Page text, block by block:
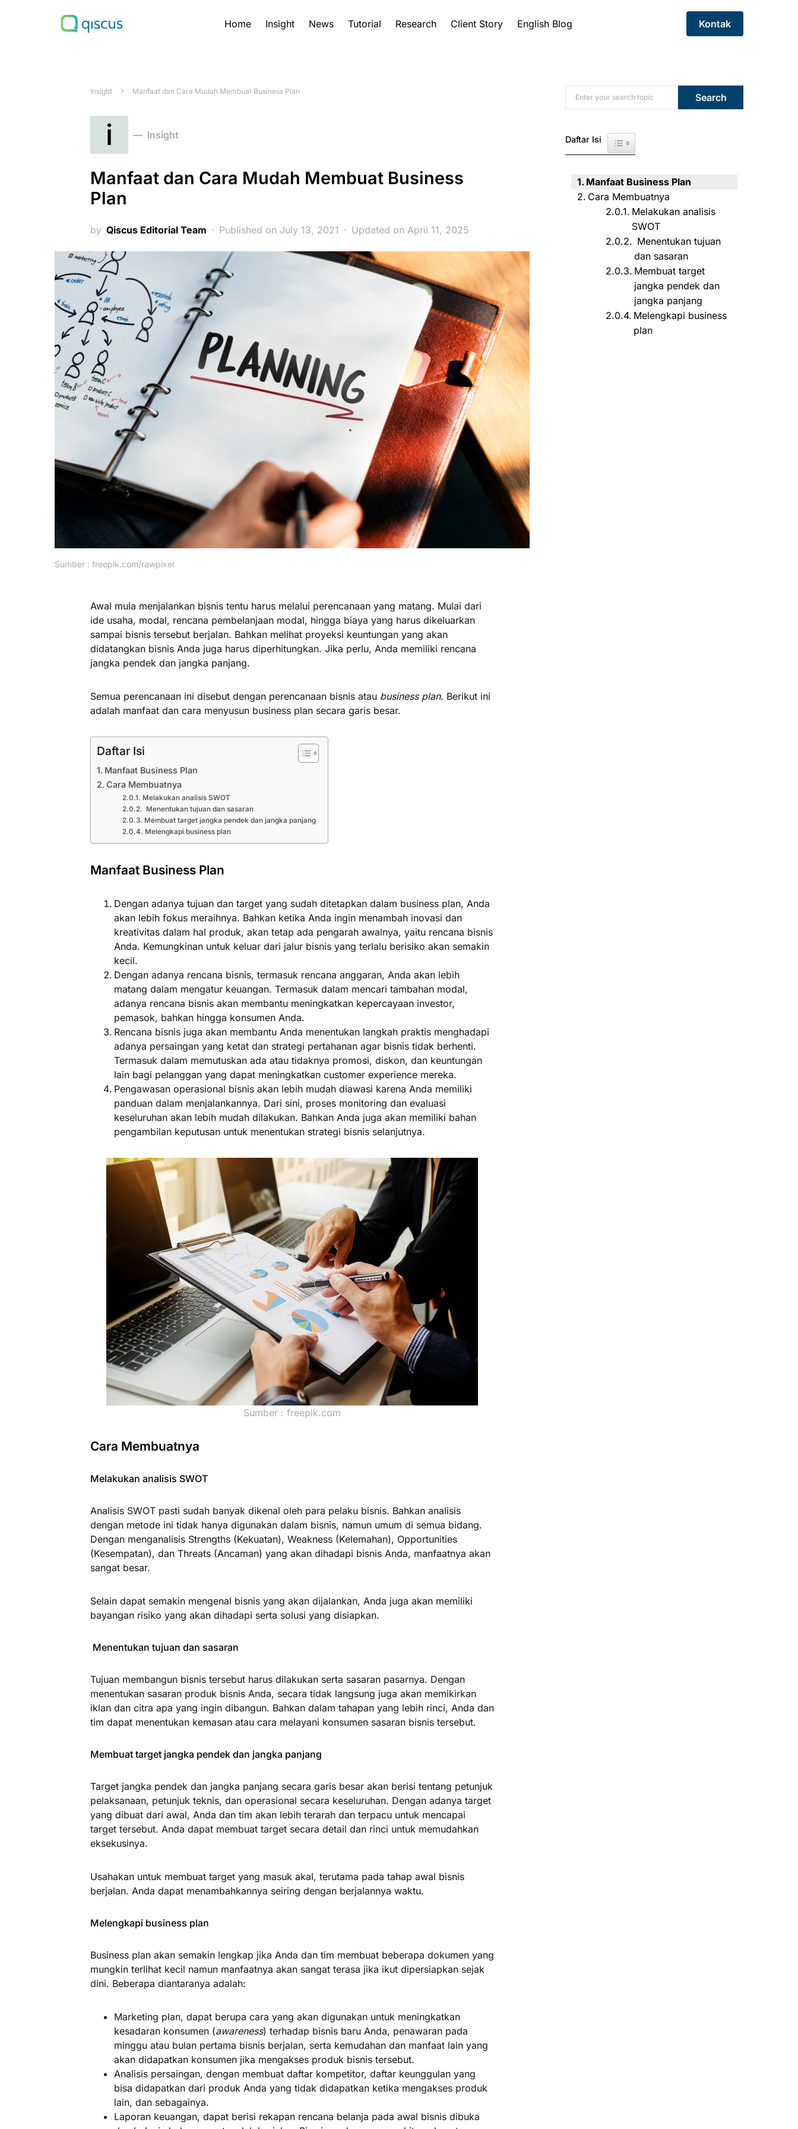
Home Insight News Tutorial Research Client Story English Blog
Kontak
Search for:
Insight Manfaat dan Cara Mudah Membuat Business Plan
i Insight
Manfaat dan Cara Mudah Membuat Business
Plan
by Qiscus Editorial Team Published on July 13, 2021 Updated on April 11, 2025
Sumber : freepik.com/rawpixel
Awal mula menjalankan bisnis tentu harus melalui perencanaan yang matang. Mulai dari
ide usaha, modal, rencana pembelanjaan modal, hingga biaya yang harus dikeluarkan
sampai bisnis tersebut berjalan. Bahkan melihat proyeksi keuntungan yang akan
didatangkan bisnis Anda juga harus diperhitungkan. Jika perlu, Anda memiliki rencana
jangka pendek dan jangka panjang.
Semua perencanaan ini disebut dengan perencanaan bisnis atau business plan. Berikut ini
adalah manfaat dan cara menyusun business plan secara garis besar.
Daftar Isi
Manfaat Business Plan
Cara Membuatnya
Melakukan analisis SWOT
Menentukan tujuan dan sasaran
Membuat target jangka pendek dan jangka panjang
Melengkapi business plan
Manfaat Business Plan
Dengan adanya tujuan dan target yang sudah ditetapkan dalam business plan, Anda
akan lebih fokus meraihnya. Bahkan ketika Anda ingin menambah inovasi dan
kreativitas dalam hal produk, akan tetap ada pengarah awalnya, yaitu rencana bisnis
Anda. Kemungkinan untuk keluar dari jalur bisnis yang terlalu berisiko akan semakin
kecil.
Dengan adanya rencana bisnis, termasuk rencana anggaran, Anda akan lebih
matang dalam mengatur keuangan. Termasuk dalam mencari tambahan modal,
adanya rencana bisnis akan membantu meningkatkan kepercayaan investor,
pemasok, bahkan hingga konsumen Anda.
Rencana bisnis juga akan membantu Anda menentukan langkah praktis menghadapi
adanya persaingan yang ketat dan strategi pertahanan agar bisnis tidak berhenti.
Termasuk dalam memutuskan ada atau tidaknya promosi, diskon, dan keuntungan
lain bagi pelanggan yang dapat meningkatkan customer experience mereka.
Pengawasan operasional bisnis akan lebih mudah diawasi karena Anda memiliki
panduan dalam menjalankannya. Dari sini, proses monitoring dan evaluasi
keseluruhan akan lebih mudah dilakukan. Bahkan Anda juga akan memiliki bahan
pengambilan keputusan untuk menentukan strategi bisnis selanjutnya.
Sumber : freepik.com
Cara Membuatnya
Melakukan analisis SWOT
Analisis SWOT pasti sudah banyak dikenal oleh para pelaku bisnis. Bahkan analisis
dengan metode ini tidak hanya digunakan dalam bisnis, namun umum di semua bidang.
Dengan menganalisis Strengths (Kekuatan), Weakness (Kelemahan), Opportunities
(Kesempatan), dan Threats (Ancaman) yang akan dihadapi bisnis Anda, manfaatnya akan
sangat besar.
Selain dapat semakin mengenal bisnis yang akan dijalankan, Anda juga akan memiliki
bayangan risiko yang akan dihadapi serta solusi yang disiapkan.
Menentukan tujuan dan sasaran
Tujuan membangun bisnis tersebut harus dilakukan serta sasaran pasarnya. Dengan
menentukan sasaran produk bisnis Anda, secara tidak langsung juga akan memikirkan
iklan dan citra apa yang ingin dibangun. Bahkan dalam tahapan yang lebih rinci, Anda dan
tim dapat menentukan kemasan atau cara melayani konsumen sasaran bisnis tersebut.
Membuat target jangka pendek dan jangka panjang
Target jangka pendek dan jangka panjang secara garis besar akan berisi tentang petunjuk
pelaksanaan, petunjuk teknis, dan operasional secara keseluruhan. Dengan adanya target
yang dibuat dari awal, Anda dan tim akan lebih terarah dan terpacu untuk mencapai
target tersebut. Anda dapat membuat target secara detail dan rinci untuk memudahkan
eksekusinya.
Usahakan untuk membuat target yang masuk akal, terutama pada tahap awal bisnis
berjalan. Anda dapat menambahkannya seiring dengan berjalannya waktu.
Melengkapi business plan
Business plan akan semakin lengkap jika Anda dan tim membuat beberapa dokumen yang
mungkin terlihat kecil namun manfaatnya akan sangat terasa jika ikut dipersiapkan sejak
dini. Beberapa diantaranya adalah:
Marketing plan, dapat berupa cara yang akan digunakan untuk meningkatkan
kesadaran konsumen (awareness) terhadap bisnis baru Anda, penawaran pada
minggu atau bulan pertama bisnis berjalan, serta kemudahan dan manfaat lain yang
akan didapatkan konsumen jika mengakses produk bisnis tersebut.
Analisis persaingan, dengan membuat daftar kompetitor, daftar keunggulan yang
bisa didapatkan dari produk Anda yang tidak didapatkan ketika mengakses produk
lain, dan sebagainya.
Laporan keuangan, dapat berisi rekapan rencana belanja pada awal bisnis dibuka
Search for: Search
Daftar Isi Toggle Table of Content
Manfaat Business Plan
Cara Membuatnya
Melakukan analisis
SWOT
Menentukan tujuan
dan sasaran
Membuat target
jangka pendek dan
jangka panjang
Melengkapi business
plan